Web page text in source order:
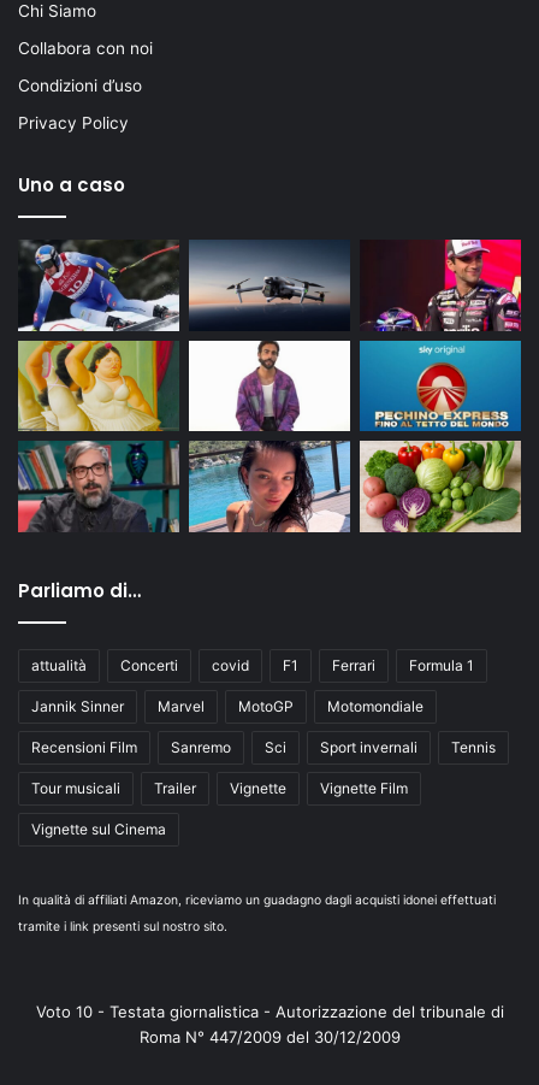
Chi Siamo
Collabora con noi
Condizioni d’uso
Privacy Policy
Uno a caso
Parliamo di…
attualità Concerti covid F1 Ferrari Formula 1
Jannik Sinner Marvel MotoGP Motomondiale
Recensioni Film Sanremo Sci Sport invernali Tennis
Tour musicali Trailer Vignette Vignette Film
Vignette sul Cinema
In qualità di affiliati Amazon, riceviamo un guadagno dagli acquisti idonei effettuati
tramite i link presenti sul nostro sito.
Voto 10 - Testata giornalistica - Autorizzazione del tribunale di
Roma N° 447/2009 del 30/12/2009